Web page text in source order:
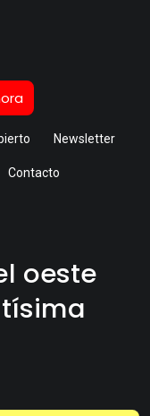
Newsletter
Contacto
oeste